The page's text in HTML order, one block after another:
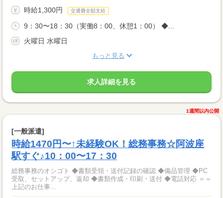
時給1,300円 交通費全額支給
9：30〜18：30（実働8：00、休憩1：00） ◆...
火曜日 水曜日
もっと見る
求人詳細を見る
1週間以内公開
[一般派遣]
時給1470円〜↑未経験OK！総務事務☆阿波座
駅すぐ♪10：00〜17：30
総務事務のオシゴト ◆書類受領・送付記録の確認 ◆備品管理 ◆PC
受取、セットアップ、返却 ◆書類作成・印刷・送付 ◆電話対応 ＝＝
上記のお仕事...